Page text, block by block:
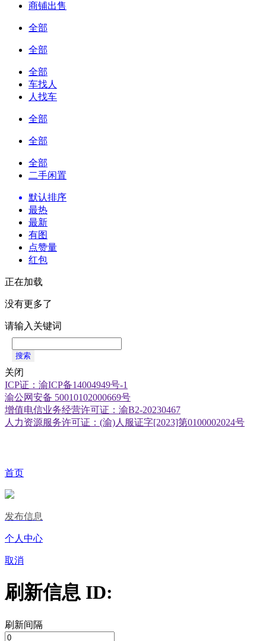
商铺出售
全部
全部
全部
车找人
人找车
全部
全部
全部
二手闲置
默认排序
最热
最新
有图
点赞量
红包
正在加载
没有更多了
请输入关键词
搜索
关闭
ICP证：渝ICP备14004949号-1
渝公网安备 50010102000669号
增值电信业务经营许可证：渝B2-20230467
人力资源服务许可证：(渝)人服证字[2023]第0100002024号
首页
发布信息
个人中心
取消
刷新信息 ID:
刷新间隔